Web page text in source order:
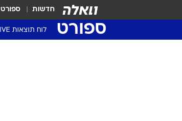
חדשות ספורט
ספורט לוח תוצאות LIVE